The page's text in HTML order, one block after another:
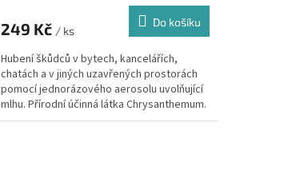
je
z
5
hvězdiček.
249 Kč / ks
Do košíku
Hubení škůdců v bytech, kancelářích,
chatách a v jiných uzavřených prostorách
pomocí jednorázového aerosolu uvolňující
mlhu. Přírodní účinná látka Chrysanthemum.